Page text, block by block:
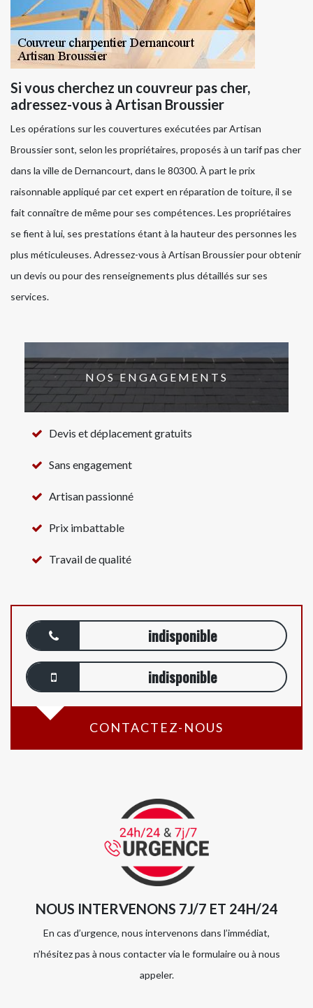
Si vous cherchez un couvreur pas cher,
adressez-vous à Artisan Broussier
Les opérations sur les couvertures exécutées par Artisan
Broussier sont, selon les propriétaires, proposés à un tarif pas cher
dans la ville de Dernancourt, dans le 80300. À part le prix
raisonnable appliqué par cet expert en réparation de toiture, il se
fait connaître de même pour ses compétences. Les propriétaires
se fient à lui, ses prestations étant à la hauteur des personnes les
plus méticuleuses. Adressez-vous à Artisan Broussier pour obtenir
un devis ou pour des renseignements plus détaillés sur ses
services.
NOS ENGAGEMENTS
Devis et déplacement gratuits
Sans engagement
Artisan passionné
Prix imbattable
Travail de qualité
indisponible
indisponible
CONTACTEZ-NOUS
NOUS INTERVENONS 7J/7 ET 24H/24
En cas d’urgence, nous intervenons dans l’immédiat,
n’hésitez pas à nous contacter via le formulaire ou à nous
appeler.